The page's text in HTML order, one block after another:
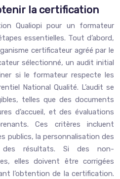
la certification
Qualiopi pour un formateur
essentielles. Tout d’abord,
certificateur agréé par le
sélectionné, un audit initial
si le formateur respecte les
National Qualité. L’audit se
telles que des documents
d’accueil, et des évaluations
Ces critères incluent
publics, la personnalisation des
des résultats. Si des non-
elles doivent être corrigées
l’obtention de la certification.